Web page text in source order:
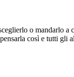
o mandarlo a
così e tutti gli